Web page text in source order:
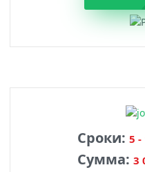
Сроки: 5 -
Сумма: 3